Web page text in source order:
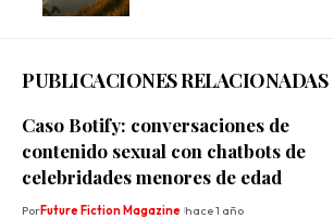
PUBLICACIONES RELACIONADAS
Caso Botify: conversaciones de
contenido sexual con chatbots de
celebridades menores de edad
PorFuture Fiction Magazine hace 1 año